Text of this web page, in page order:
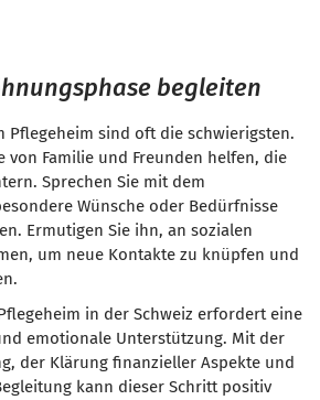
begleiten
Pflegeheim sind oft die schwierigsten.
von Familie und Freunden helfen, die
Sprechen Sie mit dem
Wünsche oder Bedürfnisse
Ermutigen Sie ihn, an sozialen
um neue Kontakte zu knüpfen und
in der Schweiz erfordert eine
emotionale Unterstützung. Mit der
der Klärung finanzieller Aspekte und
kann dieser Schritt positiv